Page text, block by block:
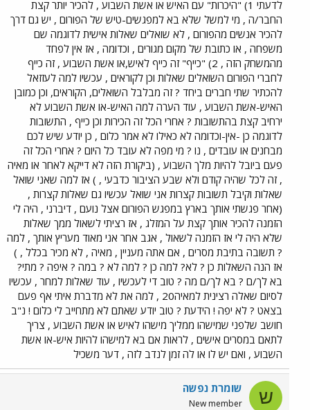
לדעתי 1) "היכרות" עם האיש או אשת השבוע , להכיר יותר קצת
החבר/ה , מי למשל שלא בא למפגשים-טיש של הפורום , יש גם דרך
להכיר אנשים מהפורום , לא שואלים שאלות אישית לדוגמה שם
משפחה , או כתובת של מקום מגורים , וכדומה , אז אין לפחד
מהמשחק הזה , 2) "כייף" זה כייף לאיש,או אשת השבוע , זה כייף
לחברי הפורום השואלים שאלות וכן לקוראים , עכשיו למה לעזזאל
להכתיר שתי חברים ביחד ? זה מבלבל השואלים, הקוראים, וכן כמובן
האיש-אשת השבוע , עוד הערה למה האיש-או אשת השבוע לא
ירחיב קצת בהתשובות ? אחרי הכל זה הכירות וכן כייף , התשובות
לדוגמה כן -אין-וכדומה לא כאילו לא אמר כלום , כן יודע שיש לכם
מבחנים או עובדים , נו ? מי מפה לא עובד כל היום ? אחרי הכל זה
פעם ביובל להיות מלך השבוע , (ביקורת הזה לא דייקא לאחר או מאיה
, זה לכל שהיה קודם ולא שבע הציבור כדבעי , ) אז למה שאני שואל
שאלות וקיבל תשובות קצרות אני שואל עכשיו גם שאלות קצרות ,
(אחר פגשתי אותך בארץ במפגש הפורום אצל נועם , דיברני , היה לי
הזמנה להכיר אותך קצת על המזלג , אז רציתי לשאול ממך שאלות
שלא היה לי אז הזמנה לשאול , אגב אחר אני מאוד מעריץ אותך , למה
? תשובה בתיבת מסרים , אם אתה מעניין , מאיה , לא מכיר בכלל , )
אז הנה השאלות כן ? לא? למה כן ? למה לא ? במה ? איפה ? מתי?
בא לך/ם ? בא לך/ם מה ? טוב די לעכשיו , עוד שאלות למחר , עכשיו
לסיום שאלה רצינית למאיה20 , למה את לא מדברת איתי אף פעם
בצאט ? לא יפה ! הידעת ? טוב יודע שאתם לא מתחייב לי כלום ! נ"ב
חושב שלפני שמישהו ממליך מישהו לאיש או אשת השבוע , צריך
לתאם במסרים אישים , לראות אם בא למישהו להיות איש-או אשת
השבוע , ואם יש לו או לה זמן לנדב לזה , דער משכיל
ש שומרת נפשה
New member